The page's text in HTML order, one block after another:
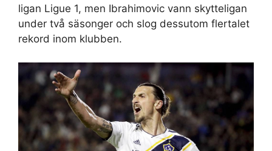
ligan Ligue 1, men Ibrahimovic vann skytteligan
under två säsonger och slog dessutom flertalet
rekord inom klubben.